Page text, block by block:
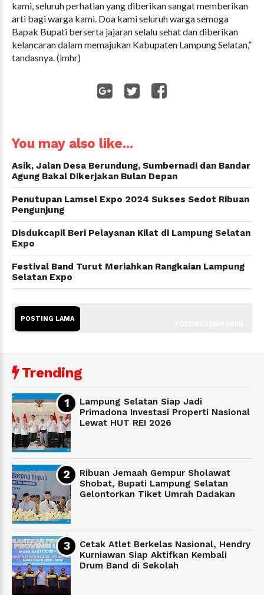
kami, seluruh perhatian yang diberikan sangat memberikan
arti bagi warga kami. Doa kami seluruh warga semoga
Bapak Bupati berserta jajaran selalu sehat dan diberikan
kelancaran dalam memajukan Kabupaten Lampung Selatan,”
tandasnya. (lmhr)
You may also like...
Asik, Jalan Desa Berundung, Sumbernadi dan Bandar
Agung Bakal Dikerjakan Bulan Depan
Penutupan Lamsel Expo 2024 Sukses Sedot Ribuan
Pengunjung
Disdukcapil Beri Pelayanan Kilat di Lampung Selatan
Expo
Festival Band Turut Meriahkan Rangkaian Lampung
Selatan Expo
POSTING LAMA
Trending
Lampung Selatan Siap Jadi
Primadona Investasi Properti Nasional
Lewat HUT REI 2026
Ribuan Jemaah Gempur Sholawat
Shobat, Bupati Lampung Selatan
Gelontorkan Tiket Umrah Dadakan
Cetak Atlet Berkelas Nasional, Hendry
Kurniawan Siap Aktifkan Kembali
Drum Band di Sekolah